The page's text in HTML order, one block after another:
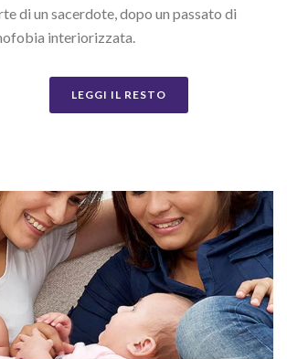
di un sacerdote, dopo un passato di
interiorizzata.
LEGGI IL RESTO